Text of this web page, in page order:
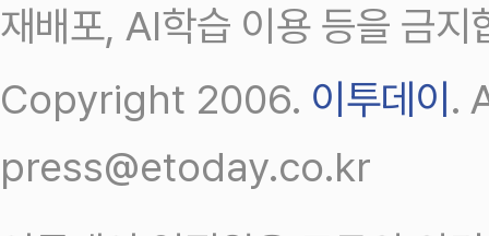
재배포, AI학습 이용 등을 금지
Copyright 2006. 이투데이.
press@etoday.co.kr